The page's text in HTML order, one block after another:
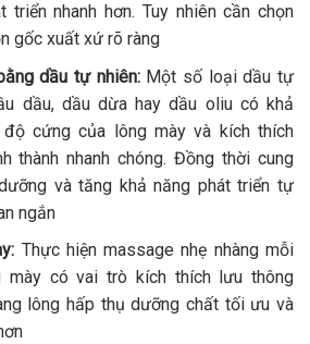
nhanh hơn. Tuy nhiên cần chọn
gốc xuất xứ rõ ràng
dầu tự nhiên:Một số loại dầu tự
dầu, dầu dừa hay dầu oliu có khả
cứng của lông mày và kích thích
thành nhanh chóng. Đồng thời cung
và tăng khả năng phát triển tự
ngắn
Thực hiện massage nhẹ nhàng mỗi
mày có vai trò kích thích lưu thông
lông hấp thụ dưỡng chất tối ưu và